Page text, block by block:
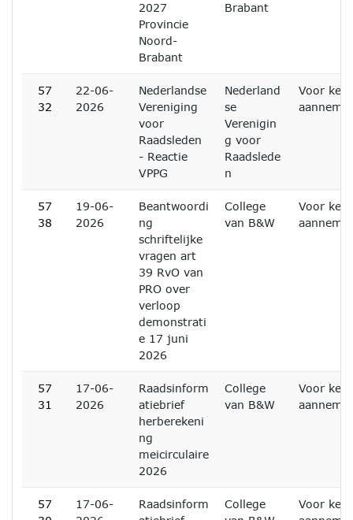
2027
Provincie
Noord-
Brabant
Brabant
57
32
22-06-
2026
Nederlandse
Vereniging
voor
Raadsleden
- Reactie
VPPG
Nederland
se
Verenigin
g voor
Raadslede
n
Voor
57
38
19-06-
2026
Beantwoordi
ng
schriftelijke
vragen art
39 RvO van
PRO over
verloop
demonstrati
e 17 juni
2026
College
van B&W
Voor
57
31
17-06-
2026
Raadsinform
atiebrief
herberekeni
ng
meicirculaire
2026
College
van B&W
Voor
57
17-06-
Raadsinform
College
Voor